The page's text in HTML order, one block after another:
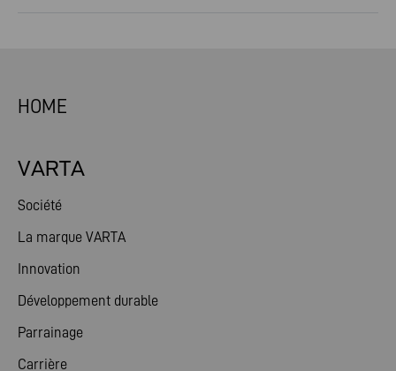
HOME
VARTA
Société
La marque VARTA
Innovation
Développement durable
Parrainage
Carrière